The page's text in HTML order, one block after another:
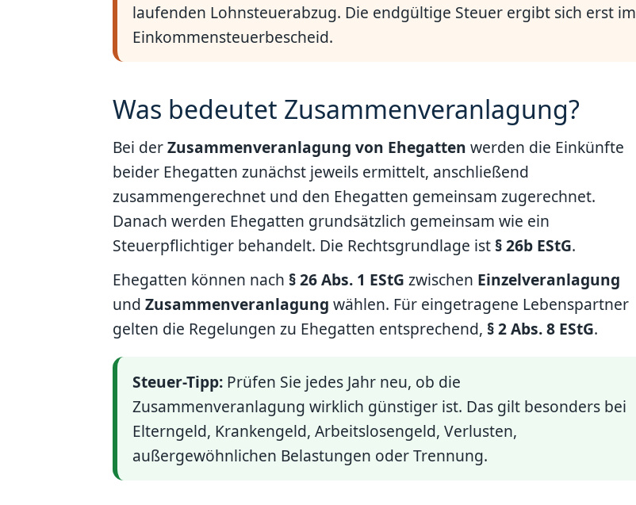
laufenden Lohnsteuerabzug. Die endgültige Steuer ergibt sich erst im
Einkommensteuerbescheid.
Was bedeutet Zusammenveranlagung?
Bei derZusammenveranlagung von Ehegatten werden die Einkünfte
beider Ehegatten zunächst jeweils ermittelt, anschließend
zusammengerechnet und den Ehegatten gemeinsam zugerechnet.
Danach werden Ehegatten grundsätzlich gemeinsam wie ein
Steuerpflichtiger behandelt. Die Rechtsgrundlage ist § 26b EStG.
Ehegatten können nach § 26 Abs. 1 EStG zwischen Einzelveranlagung
und Zusammenveranlagung wählen. Für eingetragene Lebenspartner
gelten die Regelungen zu Ehegatten entsprechend, § 2 Abs. 8 EStG.
Steuer-Tipp: Prüfen Sie jedes Jahr neu, ob die
Zusammenveranlagung wirklich günstiger ist. Das gilt besonders bei
Elterngeld, Krankengeld, Arbeitslosengeld, Verlusten,
außergewöhnlichen Belastungen oder Trennung.